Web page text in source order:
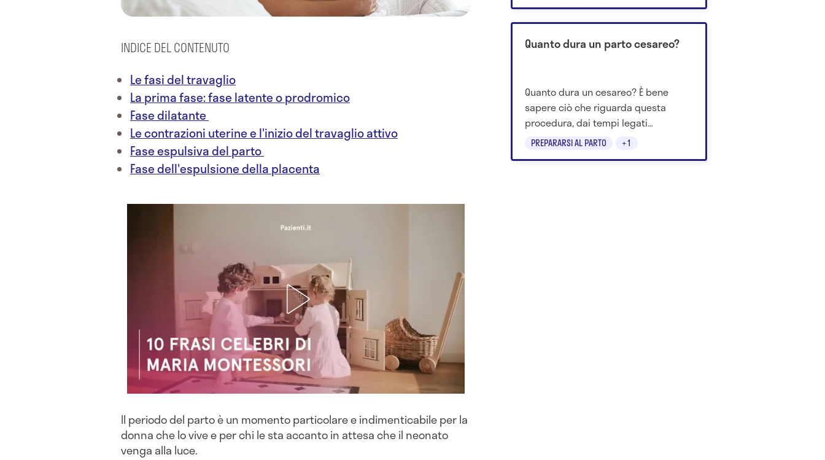
INDICE DEL CONTENUTO
Le fasi del travaglio
La prima fase: fase latente o prodromico
Fase dilatante
Le contrazioni uterine e l'inizio del travaglio attivo
Fase espulsiva del parto
Fase dell'espulsione della placenta
Il periodo del parto è un momento particolare e indimenticabile per la
donna che lo vive e per chi le sta accanto in attesa che il neonato
venga alla luce.
PREPARARSI AL PARTO +1
Quanto dura un parto cesareo?
Quanto dura un cesareo? È bene
sapere ciò che riguarda questa
procedura, dai tempi legati
all'intervento a quelli richiesti dal pre